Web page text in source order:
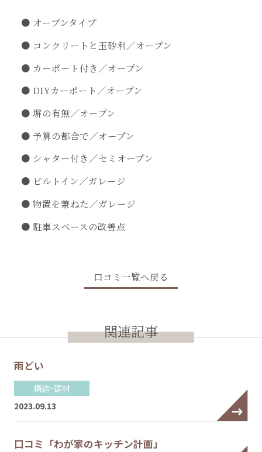
オープンタイプ
コンクリートと玉砂利／オープン
カーポート付き／オープン
DIYカーポート／オープン
塀の有無／オープン
予算の都合で／オープン
シャター付き／セミオープン
ビルトイン／ガレージ
物置を兼ねた／ガレージ
駐車スペースの改善点
口コミ一覧へ戻る
関連記事
雨どい
構造・建材
2023.09.13
口コミ「わが家のキッチン計画」